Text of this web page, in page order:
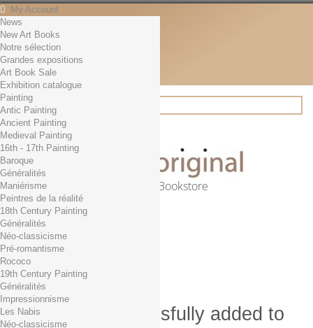
My Account
Contact
English
English
Français
News
Search
Online Art Bookstore
Cart (empty)
No products
Free shipping!
0,00 € Total
Check out
Product successfully added to
News
New Art Books
Notre sélection
Grandes expositions
Art Book Sale
Exhibition catalogue
Painting
Antic Painting
Ancient Painting
Medieval Painting
16th - 17th Painting
Baroque
Généralités
Maniérisme
Peintres de la réalité
18th Century Painting
Généralités
Néo-classicisme
Pré-romantisme
Rococo
19th Century Painting
Généralités
Impressionnisme
Les Nabis
Néo-classicisme